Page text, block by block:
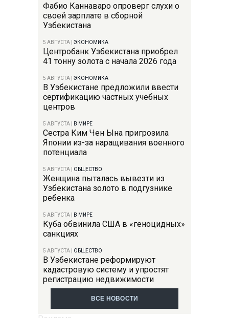
Фабио Каннаваро опроверг слухи о
своей зарплате в сборной
Узбекистана
5 АВГУСТА ЭКОНОМИКА
Центробанк Узбекистана приобрел
41 тонну золота с начала 2026 года
5 АВГУСТА ЭКОНОМИКА
В Узбекистане предложили ввести
сертификацию частных учебных
центров
5 АВГУСТА В МИРЕ
Сестра Ким Чен Ына пригрозила
Японии из-за наращивания военного
потенциала
5 АВГУСТА ОБЩЕСТВО
Женщина пыталась вывезти из
Узбекистана золото в подгузнике
ребенка
5 АВГУСТА В МИРЕ
Куба обвинила США в «геноцидных»
санкциях
5 АВГУСТА ОБЩЕСТВО
В Узбекистане реформируют
кадастровую систему и упростят
регистрацию недвижимости
ВСЕ НОВОСТИ